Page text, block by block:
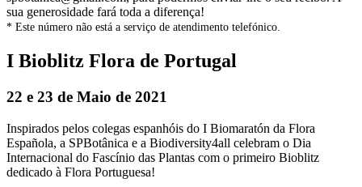
sua generosidade fará toda a diferença!
* Este número não está a serviço de atendimento telefónico.
I Bioblitz Flora de Portugal
22 e 23 de Maio de 2021
Inspirados pelos colegas espanhóis do I Biomaratón da Flora
Española, a SPBotânica e a Biodiversity4all celebram o Dia
Internacional do Fascínio das Plantas com o primeiro Bioblitz
dedicado à Flora Portuguesa!